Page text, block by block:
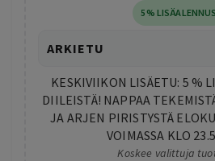
5% LISÄALENNUS
ARKIETU
KESKIVIIKON LISÄETU: 5 %
DIILEISTÄ! NAPPAA
JA ARJEN PIRISTYSTÄ
VOIMASSA KLO
Koskee valittuja